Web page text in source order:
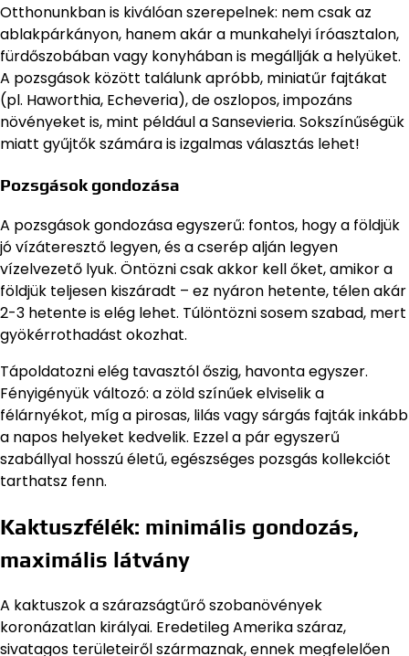
Otthonunkban is kiválóan szerepelnek: nem csak az
ablakpárkányon, hanem akár a munkahelyi íróasztalon,
fürdőszobában vagy konyhában is megállják a helyüket.
A pozsgások között találunk apróbb, miniatűr fajtákat
(pl. Haworthia, Echeveria), de oszlopos, impozáns
növényeket is, mint például a Sansevieria. Sokszínűségük
miatt gyűjtők számára is izgalmas választás lehet!
Pozsgások gondozása
A pozsgások gondozása egyszerű: fontos, hogy a földjük
jó vízáteresztő legyen, és a cserép alján legyen
vízelvezető lyuk. Öntözni csak akkor kell őket, amikor a
földjük teljesen kiszáradt – ez nyáron hetente, télen akár
2-3 hetente is elég lehet. Túlöntözni sosem szabad, mert
gyökérrothadást okozhat.
Tápoldatozni elég tavasztól őszig, havonta egyszer.
Fényigényük változó: a zöld színűek elviselik a
félárnyékot, míg a pirosas, lilás vagy sárgás fajták inkább
a napos helyeket kedvelik. Ezzel a pár egyszerű
szabállyal hosszú életű, egészséges pozsgás kollekciót
tarthatsz fenn.
Kaktuszfélék: minimális gondozás,
maximális látvány
A kaktuszok a szárazságtűrő szobanövények
koronázatlan királyai. Eredetileg Amerika száraz,
sivatagos területeiről származnak, ennek megfelelően